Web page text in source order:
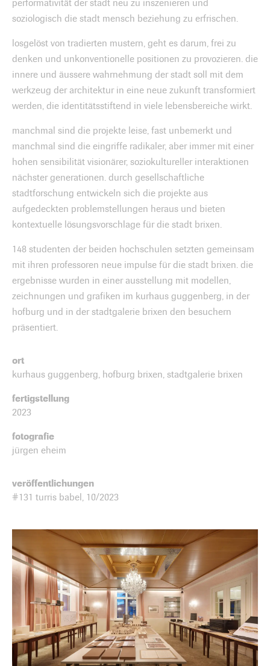
performativität der stadt neu zu inszenieren und
soziologisch die stadt mensch beziehung zu erfrischen.
losgelöst von tradierten mustern, geht es darum, frei zu
denken und unkonventionelle positionen zu provozieren. die
innere und äussere wahrnehmung der stadt soll mit dem
werkzeug der architektur in eine neue zukunft transformiert
werden, die identitätsstiftend in viele lebensbereiche wirkt.
manchmal sind die projekte leise, fast unbemerkt und
manchmal sind die eingriffe radikaler, aber immer mit einer
hohen sensibilität visionärer, soziokultureller interaktionen
nächster generationen. durch gesellschaftliche
stadtforschung entwickeln sich die projekte aus
aufgedeckten problemstellungen heraus und bieten
kontextuelle lösungsvorschlage für die stadt brixen.
148 studenten der beiden hochschulen setzten gemeinsam
mit ihren professoren neue impulse für die stadt brixen. die
ergebnisse wurden in einer ausstellung mit modellen,
zeichnungen und grafiken im kurhaus guggenberg, in der
hofburg und in der stadtgalerie brixen den besuchern
präsentiert.
ort
kurhaus guggenberg, hofburg brixen, stadtgalerie brixen
fertigstellung
2023
fotografie
jürgen eheim
veröffentlichungen
#131 turris babel, 10/2023